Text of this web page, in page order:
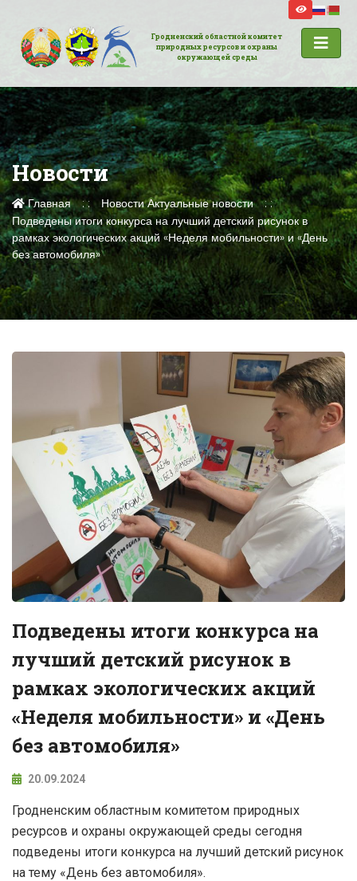
Гродненский областной комитет
природных ресурсов и охраны
окружающей среды
Новости
Главная Новости Актуальные новости
Подведены итоги конкурса на лучший детский рисунок в
рамках экологических акций «Неделя мобильности» и «День
без автомобиля»
Подведены итоги конкурса на
лучший детский рисунок в
рамках экологических акций
«Неделя мобильности» и «День
без автомобиля»
20.09.2024
Гродненским областным комитетом природных
ресурсов и охраны окружающей среды сегодня
подведены итоги конкурса на лучший детский рисунок
на тему «День без автомобиля».